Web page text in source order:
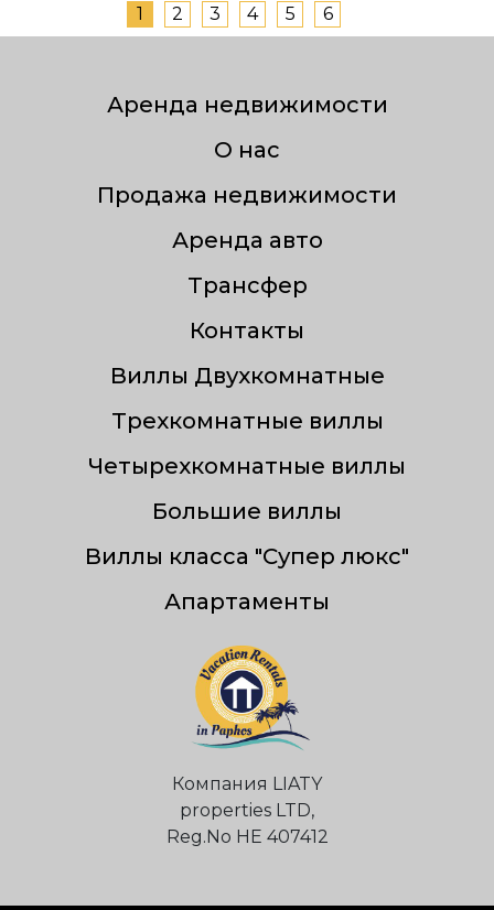
1 2 3 4 5 6
Компания LIATY
properties LTD,
Reg.Nо НЕ 407412
Аренда недвижимости
О нас
Продажа недвижимости
Аренда авто
Трансфер
Контакты
Виллы Двухкомнатные
Трехкомнатные виллы
Четырехкомнатные виллы
Большие виллы
Виллы класса "Супер люкс"
Апартаменты